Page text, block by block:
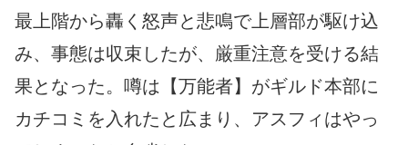
最上階から轟く怒声と悲鳴で上層部が駆け込
み、事態は収束したが、厳重注意を受ける結
果となった。噂は【万能者】がギルド本部に
カチコミを入れたと広まり、アスフィはやっ